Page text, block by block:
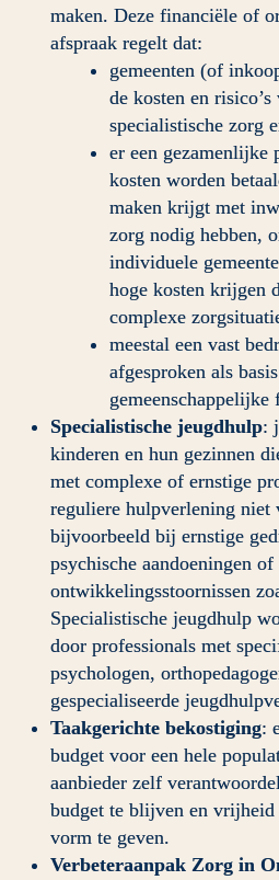
maken. Deze financiële of
afspraak regelt dat:
gemeenten (of
de kosten en risico’s
specialistische zorg
er een gezamenlijke
kosten worden
maken krijgt met
zorg nodig hebben,
individuele
hoge kosten krijgen
complexe
meestal een vast
afgesproken als
gemeenschappelijke
Specialistische jeugdhulp:
kinderen en hun gezinnen
met complexe of ernstige
reguliere hulpverlening niet
bijvoorbeeld bij ernstige
psychische aandoeningen of
ontwikkelingsstoornissen
Specialistische jeugdhulp
door professionals met
psychologen,
gespecialiseerde
Taakgerichte bekostiging:
budget voor een hele
aanbieder zelf
budget te blijven en
vorm te geven.
Verbeteraanpak Zorg in